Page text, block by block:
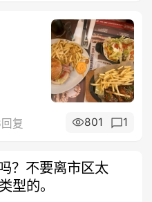
复 801 1
？不要离市区太
型的。